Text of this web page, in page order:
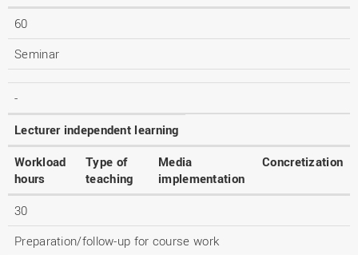
60
Seminar
-
Lecturer independent learning
Workload
hours
Type of
teaching
Media
implementation
Concretization
30
Preparation/follow-up for course work